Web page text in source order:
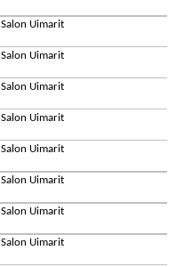
Salon Uimarit
Salon Uimarit
Salon Uimarit
Salon Uimarit
Salon Uimarit
Salon Uimarit
Salon Uimarit
Salon Uimarit